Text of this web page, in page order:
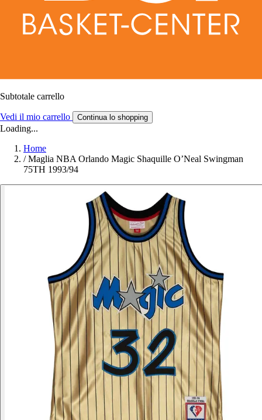
Subtotale carrello
Vedi il mio carrello Continua lo shopping
Loading...
Home
/ Maglia NBA Orlando Magic Shaquille O’Neal Swingman
75TH 1993/94